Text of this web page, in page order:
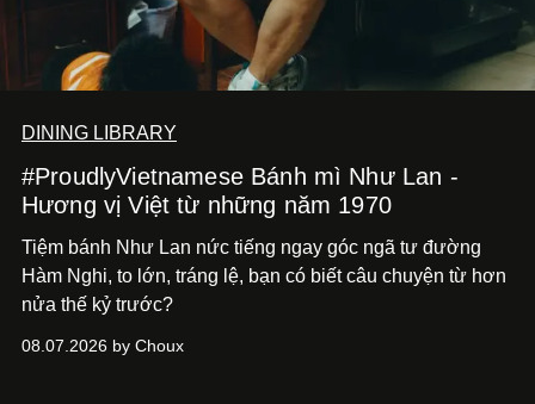
DINING LIBRARY
#ProudlyVietnamese Bánh mì Như Lan -
Hương vị Việt từ những năm 1970
Tiệm bánh Như Lan nức tiếng ngay góc ngã tư đường
Hàm Nghi, to lớn, tráng lệ, bạn có biết câu chuyện từ hơn
nửa thế kỷ trước?
08.07.2026 by Choux